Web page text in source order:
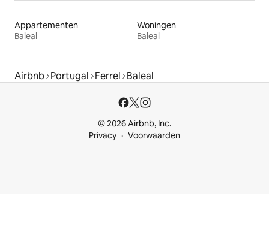
Appartementen
Baleal
Woningen
Baleal
Airbnb Portugal Ferrel Baleal
© 2026 Airbnb, Inc.
Privacy
Voorwaarden